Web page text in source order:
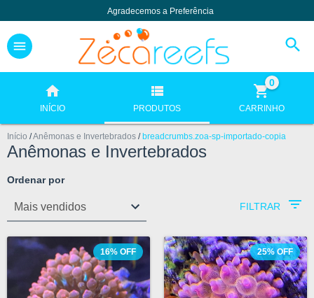
Agradecemos a Preferência
INÍCIO PRODUTOS CARRINHO
0
Início /Anêmonas e Invertebrados / breadcrumbs.zoa-sp-importado-copia
Anêmonas e Invertebrados
Ordenar por
FILTRAR
16% OFF 25% OFF